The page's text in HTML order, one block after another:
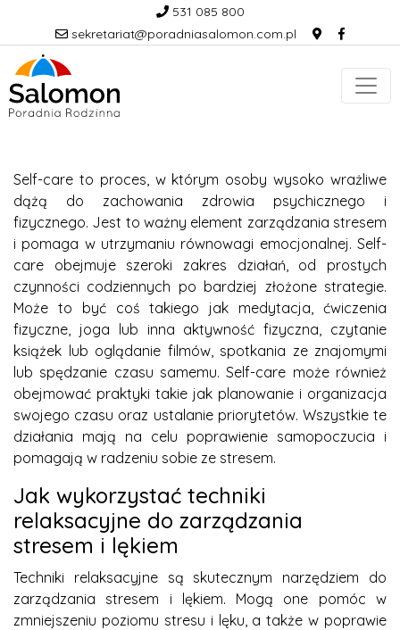
531 085 800
sekretariat@poradniasalomon.com.pl
Self-care to proces, w którym osoby wysoko wrażliwe
dążą do zachowania zdrowia psychicznego i
fizycznego. Jest to ważny element zarządzania stresem
i pomaga w utrzymaniu równowagi emocjonalnej. Self-
care obejmuje szeroki zakres działań, od prostych
czynności codziennych po bardziej złożone strategie.
Może to być coś takiego jak medytacja, ćwiczenia
fizyczne, joga lub inna aktywność fizyczna, czytanie
książek lub oglądanie filmów, spotkania ze znajomymi
lub spędzanie czasu samemu. Self-care może również
obejmować praktyki takie jak planowanie i organizacja
swojego czasu oraz ustalanie priorytetów. Wszystkie te
działania mają na celu poprawienie samopoczucia i
pomagają w radzeniu sobie ze stresem.
Jak wykorzystać techniki
relaksacyjne do zarządzania
stresem i lękiem
Techniki relaksacyjne są skutecznym narzędziem do
zarządzania stresem i lękiem. Mogą one pomóc w
zmniejszeniu poziomu stresu i lęku, a także w poprawie